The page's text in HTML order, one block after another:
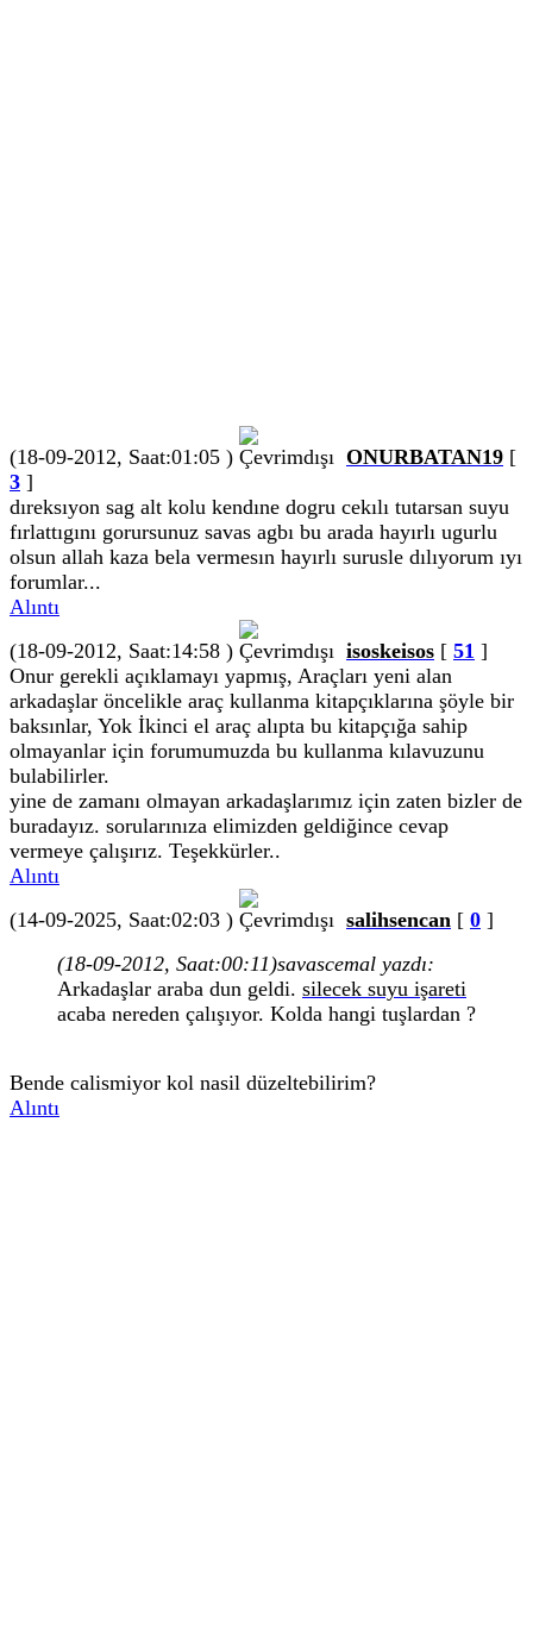
(18-09-2012, Saat:01:05 ) ONURBATAN19 [
3 ]
dıreksıyon sag alt kolu kendıne dogru cekılı tutarsan suyu
fırlattıgını gorursunuz savas agbı bu arada hayırlı ugurlu
olsun allah kaza bela vermesın hayırlı surusle dılıyorum ıyı
forumlar...
Alıntı
(18-09-2012, Saat:14:58 )
isoskeisos [ 51 ]
Onur gerekli açıklamayı yapmış, Araçları yeni alan
arkadaşlar öncelikle araç kullanma kitapçıklarına şöyle bir
baksınlar, Yok İkinci el araç alıpta bu kitapçığa sahip
olmayanlar için forumumuzda bu kullanma kılavuzunu
bulabilirler.
yine de zamanı olmayan arkadaşlarımız için zaten bizler de
buradayız. sorularınıza elimizden geldiğince cevap
vermeye çalışırız. Teşekkürler..
Alıntı
(14-09-2025, Saat:02:03 )
salihsencan [ 0 ]
(18-09-2012, Saat:00:11)savascemal yazdı:
Arkadaşlar araba dun geldi. silecek suyu işareti
acaba nereden çalışıyor. Kolda hangi tuşlardan ?
Bende calismiyor kol nasil düzeltebilirim?
Alıntı